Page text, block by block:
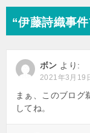
ビ
ー
“伊藤詩織事
ボン より:
2021年3月19
まぁ、このブログ
してね。